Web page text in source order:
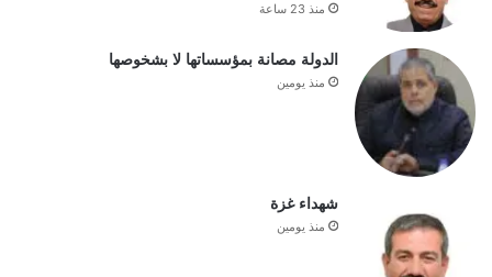
منذ 23 ساعة
الدولة مصانة بمؤسساتها لا بشخوصها
منذ يومين
شهداء غزة
منذ يومين